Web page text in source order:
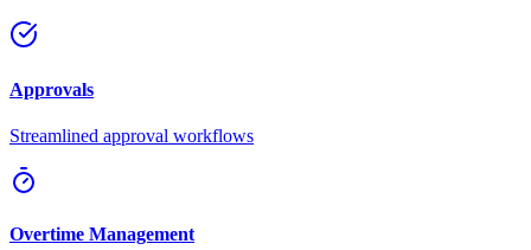
Approvals
Streamlined approval workflows
Overtime Management